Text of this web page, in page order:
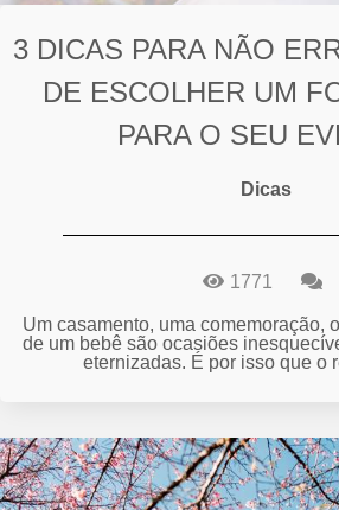
3 DICAS PARA NÃO
DE ESCOLHER UM
PARA O SEU
Dicas
1771
Um casamento, uma comemoração,
de um bebê são ocasiões
eternizadas. É por isso que o